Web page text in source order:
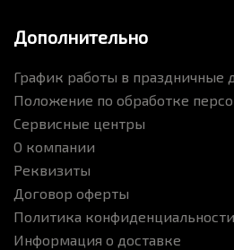
Дополнительно
График работы в праздничные
Положение по обработке
Сервисные центры
О компании
Реквизиты
Договор оферты
Политика конфиденциальности
Информация о доставке